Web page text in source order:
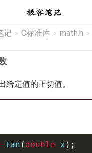
记 > C标准库 > math.h >
给定值的正切值。
tan ( double x ) ;